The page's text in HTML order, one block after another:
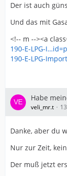
Der ist auch
Und das mit
<!-- m --><a
190-E-LPG-
190-E-LPG-Import_
Habe
veli_mr.t
Danke, aber du
Nur zur Zeit,
Der muß jetzt